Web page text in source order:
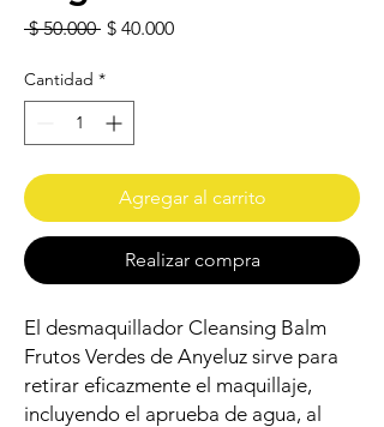
$ 50.000 Precio
$ 40.000Precio de oferta
Cantidad *
Agregar al carrito
Realizar compra
El desmaquillador Cleansing Balm
Frutos Verdes de Anyeluz sirve para
retirar eficazmente el maquillaje,
incluyendo el aprueba de agua, al